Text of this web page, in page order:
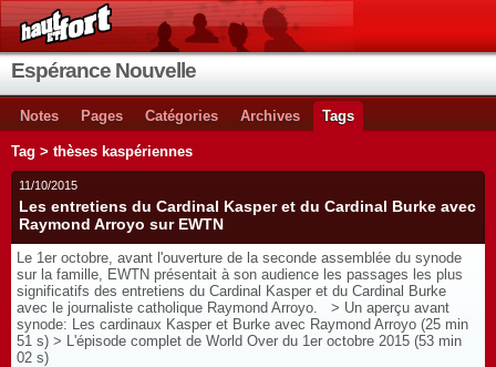
Espérance Nouvelle
Notes Pages Catégories Archives Tags
Tag > thèses kaspériennes
11/10/2015
Les entretiens du Cardinal Kasper et du Cardinal Burke avec
Raymond Arroyo sur EWTN
Le 1er octobre, avant l'ouverture de la seconde assemblée du synode
sur la famille, EWTN présentait à son audience les passages les plus
significatifs des entretiens du Cardinal Kasper et du Cardinal Burke
avec le journaliste catholique Raymond Arroyo. > Un aperçu avant
synode: Les cardinaux Kasper et Burke avec Raymond Arroyo (25 min
51 s) > L'épisode complet de World Over du 1er octobre 2015 (53 min
02 s)